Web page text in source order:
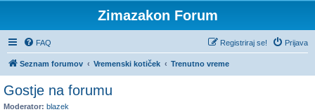
Zimazakon Forum
FAQ Prijava
Registriraj se!
Seznam forumov Vremenski kotiček Trenutno vreme
Gostje na forumu
Moderator: blazek